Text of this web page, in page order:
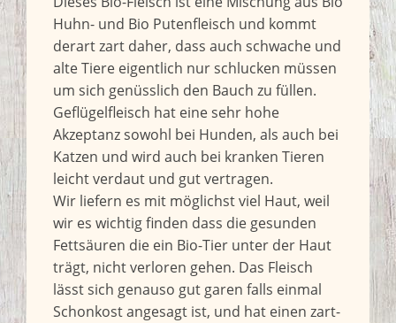
Huhn- und Bio Putenfleisch und kommt
derart zart daher, dass auch schwache und
alte Tiere eigentlich nur schlucken müssen
um sich genüsslich den Bauch zu füllen.
Geflügelfleisch hat eine sehr hohe
Akzeptanz sowohl bei Hunden, als auch bei
Katzen und wird auch bei kranken Tieren
leicht verdaut und gut vertragen.
Wir liefern es mit möglichst viel Haut, weil
wir es wichtig finden dass die gesunden
Fettsäuren die ein Bio-Tier unter der Haut
trägt, nicht verloren gehen. Das Fleisch
lässt sich genauso gut garen falls einmal
Schonkost angesagt ist, und hat einen zart-